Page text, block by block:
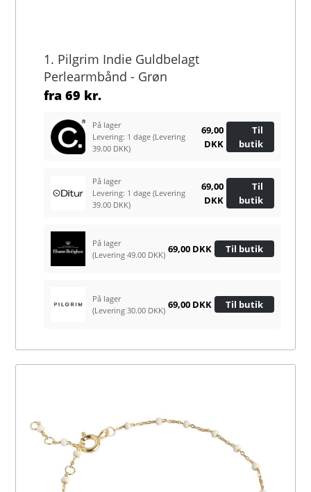
1. Pilgrim Indie Guldbelagt
Perlearmbånd - Grøn
fra69 kr.
På lager
Levering: 1 dage(Levering
39.00 DKK)
69,00
DKK
Til
butik
På lager
Levering: 1 dage(Levering
39.00 DKK)
69,00
DKK
Til
butik
På lager
(Levering 49.00 DKK) 69,00 DKK Til butik
På lager
(Levering 30.00 DKK) 69,00 DKK Til butik